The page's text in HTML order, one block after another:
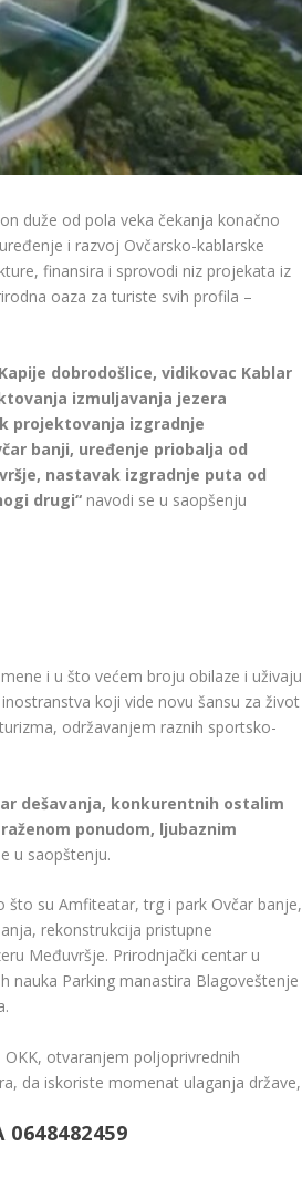
duže od pola veka čekanja konačno
i razvoj Ovčarsko-kablarske
finansira i sprovodi niz projekata iz
oaza za turiste svih profila –
dobrodošlice, vidikovac Kablar
izmuljavanja jezera
projektovanja izgradnje
banji, uređenje priobalja od
nastavak izgradnje puta od
drugi“ navodi se u saopšenju
i u što većem broju obilaze i uživaju
koji vide novu šansu za život
održavanjem raznih sportsko-
dešavanja, konkurentnih ostalim
ponudom, ljubaznim
u saopštenju.
su Amfiteatar, trg i park Ovčar banje,
rekonstrukcija pristupne
Međuvršje. Prirodnjački centar u
nauka Parking manastira Blagoveštenje
otvaranjem poljoprivrednih
da iskoriste momenat ulaganja države,
0648482459